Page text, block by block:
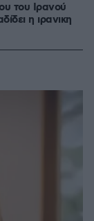
του Ιρανού
η ιρανικη